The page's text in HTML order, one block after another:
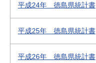
平成24年 徳島県統計書
平成25年 徳島県統計書
平成26年 徳島県統計書